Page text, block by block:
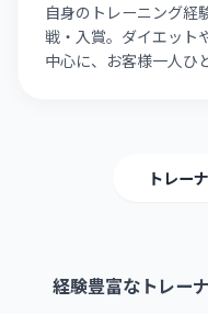
自身のトレーニング経
戦・入賞。ダイエット
中心に、お客様一人ひ
トレー
経験豊富なトレー